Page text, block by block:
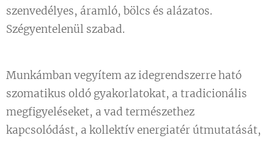
szenvedélyes, áramló, bölcs és alázatos.
Szégyentelenül szabad.
Munkámban vegyítem az idegrendszerre ható
szomatikus oldó gyakorlatokat, a tradicionális
megfigyeléseket, a vad természethez
kapcsolódást, a kollektív energiatér útmutatását,